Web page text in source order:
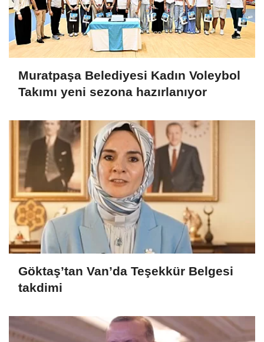
Muratpaşa Belediyesi Kadın Voleybol
Takımı yeni sezona hazırlanıyor
Göktaş’tan Van’da Teşekkür Belgesi
takdimi